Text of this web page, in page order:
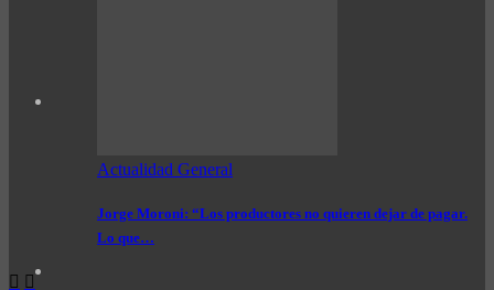
Actualidad General
Jorge Moroni: “Los productores no quieren dejar de pagar.
Lo que…